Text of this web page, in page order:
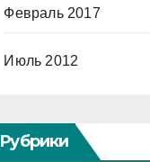
Февраль 2017
Июль 2012
Рубрики